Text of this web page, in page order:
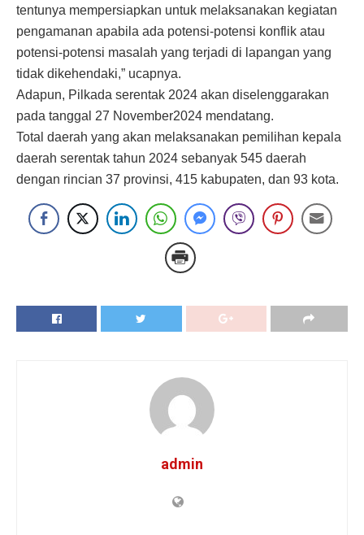
tentunya mempersiapkan untuk melaksanakan kegiatan
pengamanan apabila ada potensi-potensi konflik atau
potensi-potensi masalah yang terjadi di lapangan yang
tidak dikehendaki,” ucapnya.
Adapun, Pilkada serentak 2024 akan diselenggarakan
pada tanggal 27 November2024 mendatang.
Total daerah yang akan melaksanakan pemilihan kepala
daerah serentak tahun 2024 sebanyak 545 daerah
dengan rincian 37 provinsi, 415 kabupaten, dan 93 kota.
admin